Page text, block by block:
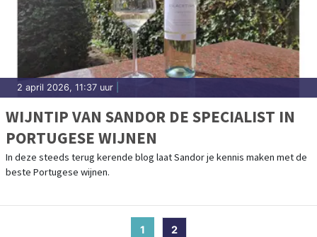
2 april 2026, 11:37 uur
WIJNTIP VAN SANDOR DE SPECIALIST IN
PORTUGESE WIJNEN
In deze steeds terug kerende blog laat Sandor je kennis maken met de
beste Portugese wijnen.
1 (current)
2